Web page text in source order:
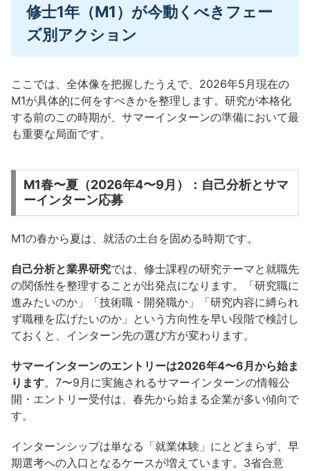
修士1年（M1）が今動くべきフェー
ズ別アクション
ここでは、全体像を把握したうえで、2026年5月現在の
M1が具体的に何をすべきかを整理します。研究が本格化
する前のこの時期が、サマーインターンの準備において最
も重要な局面です。
M1春〜夏（2026年4〜9月）：自己分析とサマ
ーインターン応募
M1の春から夏は、就活の土台を固める時期です。
自己分析と業界研究では、修士課程の研究テーマと就職先
の関係性を整理することが出発点になります。「研究職に
進みたいのか」「技術職・開発職か」「研究内容に縛られ
ず職種を広げたいのか」という方向性を早い段階で検討し
ておくと、インターン先の選び方が変わります。
サマーインターンのエントリーは2026年4〜6月から始ま
ります。7〜9月に実施されるサマーインターンの情報公
開・エントリー受付は、春先から始まる企業が多い傾向で
す。
インターンシップは単なる「就業体験」にとどまらず、早
期選考への入口となるケースが増えています。3省合意